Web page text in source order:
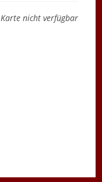
Karte nicht verfügbar